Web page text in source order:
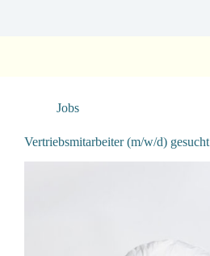
Jobs
Vertriebsmitarbeiter (m/w/d) gesucht